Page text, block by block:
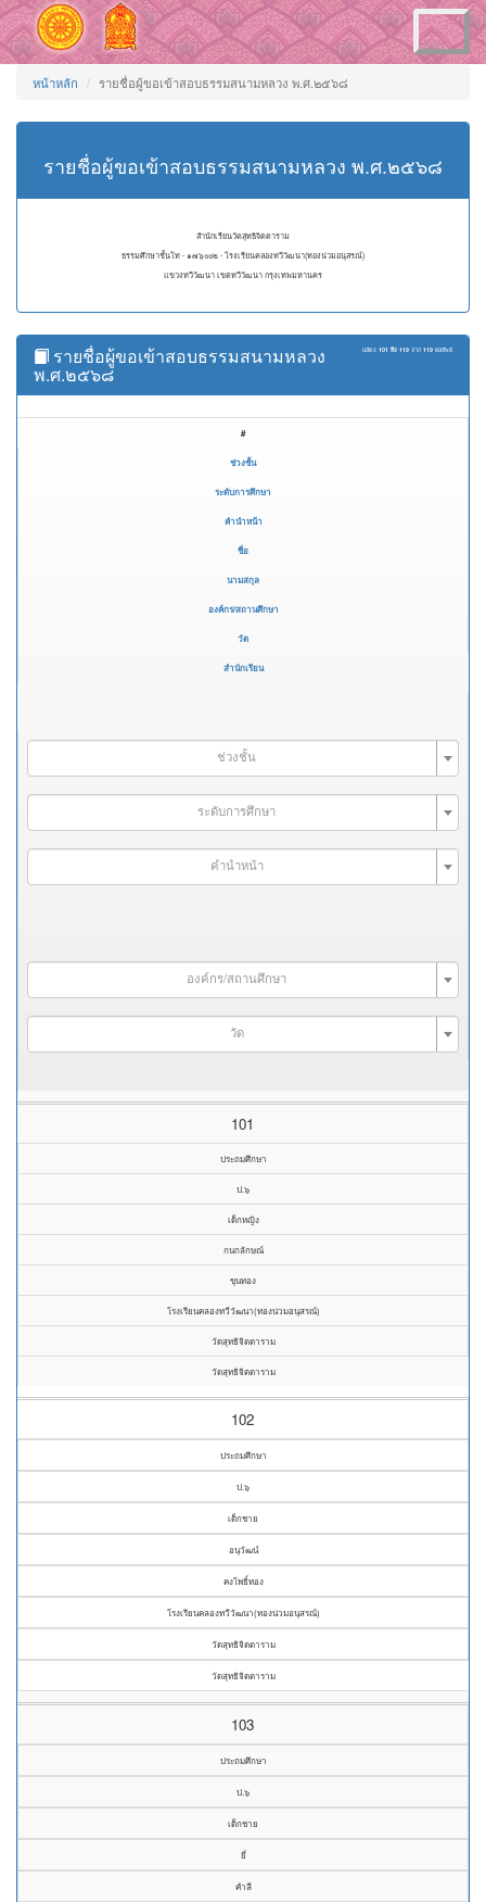
Toggle
navigation
หน้าหลัก รายชื่อผู้ขอเข้าสอบธรรมสนามหลวง พ.ศ.๒๕๖๘
รายชื่อผู้ขอเข้าสอบธรรมสนามหลวง พ.ศ.๒๕๖๘
สำนักเรียนวัดสุทธิจิตตาราม
ธรรมศึกษาชั้นโท - ๑๗๖๐๐๒ - โรงเรียนคลองทวีวัฒนา(ทองน่วมอนุสรณ์)
แขวงทวีวัฒนา เขตทวีวัฒนา กรุงเทพมหานคร
แสดง 101 ถึง 119 จาก 119 ผลลัพธ์
รายชื่อผู้ขอเข้าสอบธรรมสนามหลวง
พ.ศ.๒๕๖๘
#
ช่วงชั้น
ระดับการศึกษา
คำนำหน้า
ชื่อ
นามสกุล
องค์กร/สถานศึกษา
วัด
สำนักเรียน
ช่วงชั้น
ระดับการศึกษา
คำนำหน้า
องค์กร/สถานศึกษา
วัด
101
ประถมศึกษา
ป.๖
เด็กหญิง
กนกลักษณ์
ขุนทอง
โรงเรียนคลองทวีวัฒนา(ทองน่วมอนุสรณ์)
วัดสุทธิจิตตาราม
วัดสุทธิจิตตาราม
102
ประถมศึกษา
ป.๖
เด็กชาย
อนุวัฒน์
คงโพธิ์ทอง
โรงเรียนคลองทวีวัฒนา(ทองน่วมอนุสรณ์)
วัดสุทธิจิตตาราม
วัดสุทธิจิตตาราม
103
ประถมศึกษา
ป.๖
เด็กชาย
ยี่
คำลี